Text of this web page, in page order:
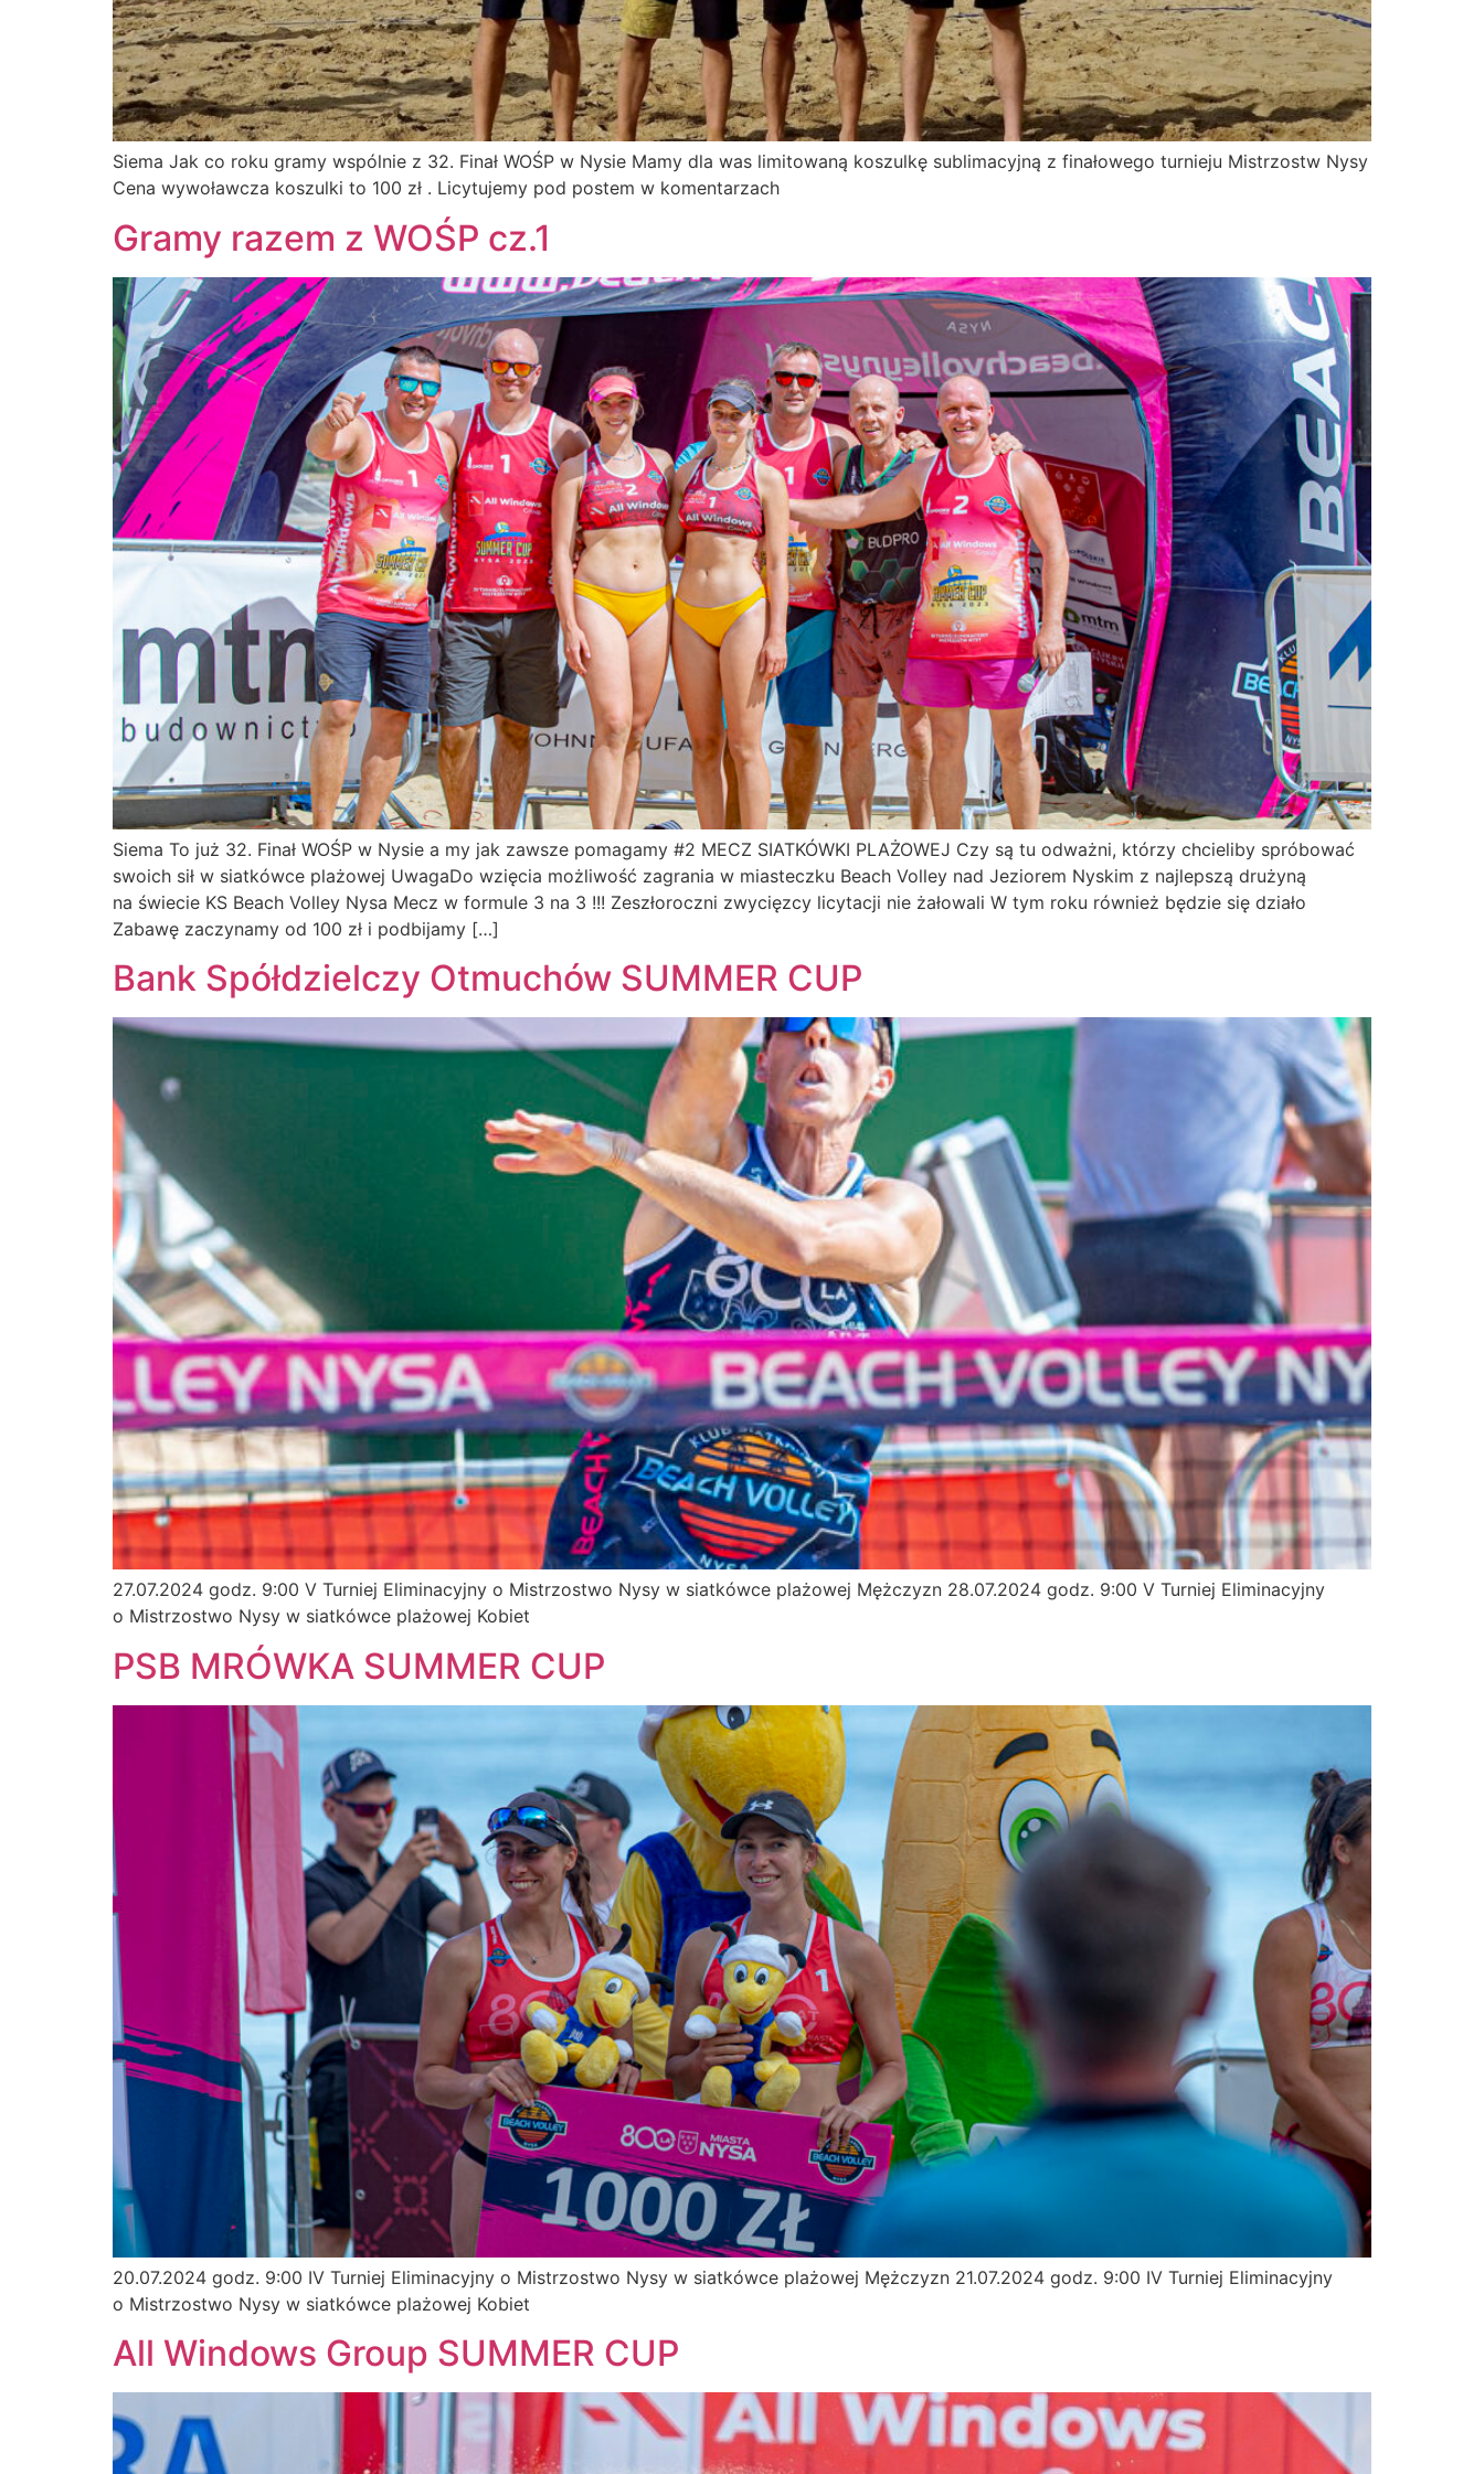
Siema Jak co roku gramy wspólnie z 32. Finał WOŚP w Nysie Mamy dla was limitowaną koszulkę sublimacyjną z finałowego turnieju Mistrzostw Nysy
Cena wywoławcza koszulki to 100 zł . Licytujemy pod postem w komentarzach
Gramy razem z WOŚP cz.1
Siema To już 32. Finał WOŚP w Nysie a my jak zawsze pomagamy #2 MECZ SIATKÓWKI PLAŻOWEJ Czy są tu odważni, którzy chcieliby spróbować
swoich sił w siatkówce plażowej UwagaDo wzięcia możliwość zagrania w miasteczku Beach Volley nad Jeziorem Nyskim z najlepszą drużyną
na świecie KS Beach Volley Nysa Mecz w formule 3 na 3 !!! Zeszłoroczni zwycięzcy licytacji nie żałowali W tym roku również będzie się działo
Zabawę zaczynamy od 100 zł i podbijamy […]
Bank Spółdzielczy Otmuchów SUMMER CUP
27.07.2024 godz. 9:00 V Turniej Eliminacyjny o Mistrzostwo Nysy w siatkówce plażowej Mężczyzn 28.07.2024 godz. 9:00 V Turniej Eliminacyjny
o Mistrzostwo Nysy w siatkówce plażowej Kobiet
PSB MRÓWKA SUMMER CUP
20.07.2024 godz. 9:00 IV Turniej Eliminacyjny o Mistrzostwo Nysy w siatkówce plażowej Mężczyzn 21.07.2024 godz. 9:00 IV Turniej Eliminacyjny
o Mistrzostwo Nysy w siatkówce plażowej Kobiet
All Windows Group SUMMER CUP